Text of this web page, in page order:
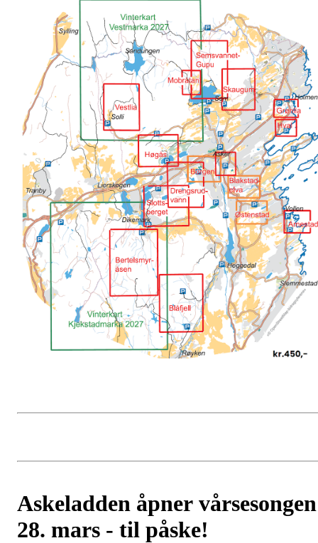
Askeladden åpner vårsesongen
28. mars - til påske!